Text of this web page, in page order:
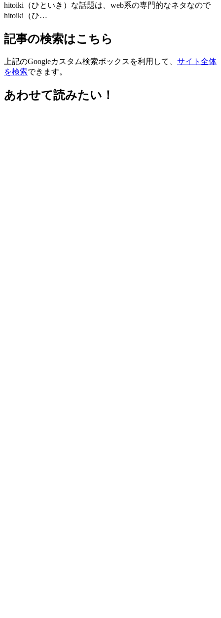
hitoiki（ひといき）な話題は、web系の専門的なネタなので
hitoiki（ひ…
記事の検索はこちら
上記のGoogleカスタム検索ボックスを利用して、 サイト全体
を検索できます。
あわせて読みたい！